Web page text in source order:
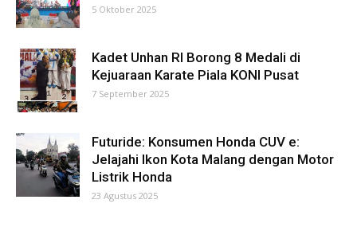
5 Oktober 2025
Kadet Unhan RI Borong 8 Medali di
Kejuaraan Karate Piala KONI Pusat
7 September 2025
Futuride: Konsumen Honda CUV e:
Jelajahi Ikon Kota Malang dengan Motor
Listrik Honda
23 Agustus 2025